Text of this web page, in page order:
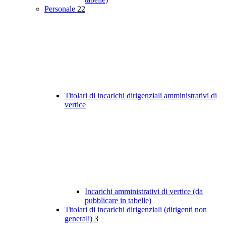
Personale 22
Titolari di incarichi dirigenziali amministrativi di
vertice
Incarichi amministrativi di vertice (da
pubblicare in tabelle)
Titolari di incarichi dirigenziali (dirigenti non
generali) 3